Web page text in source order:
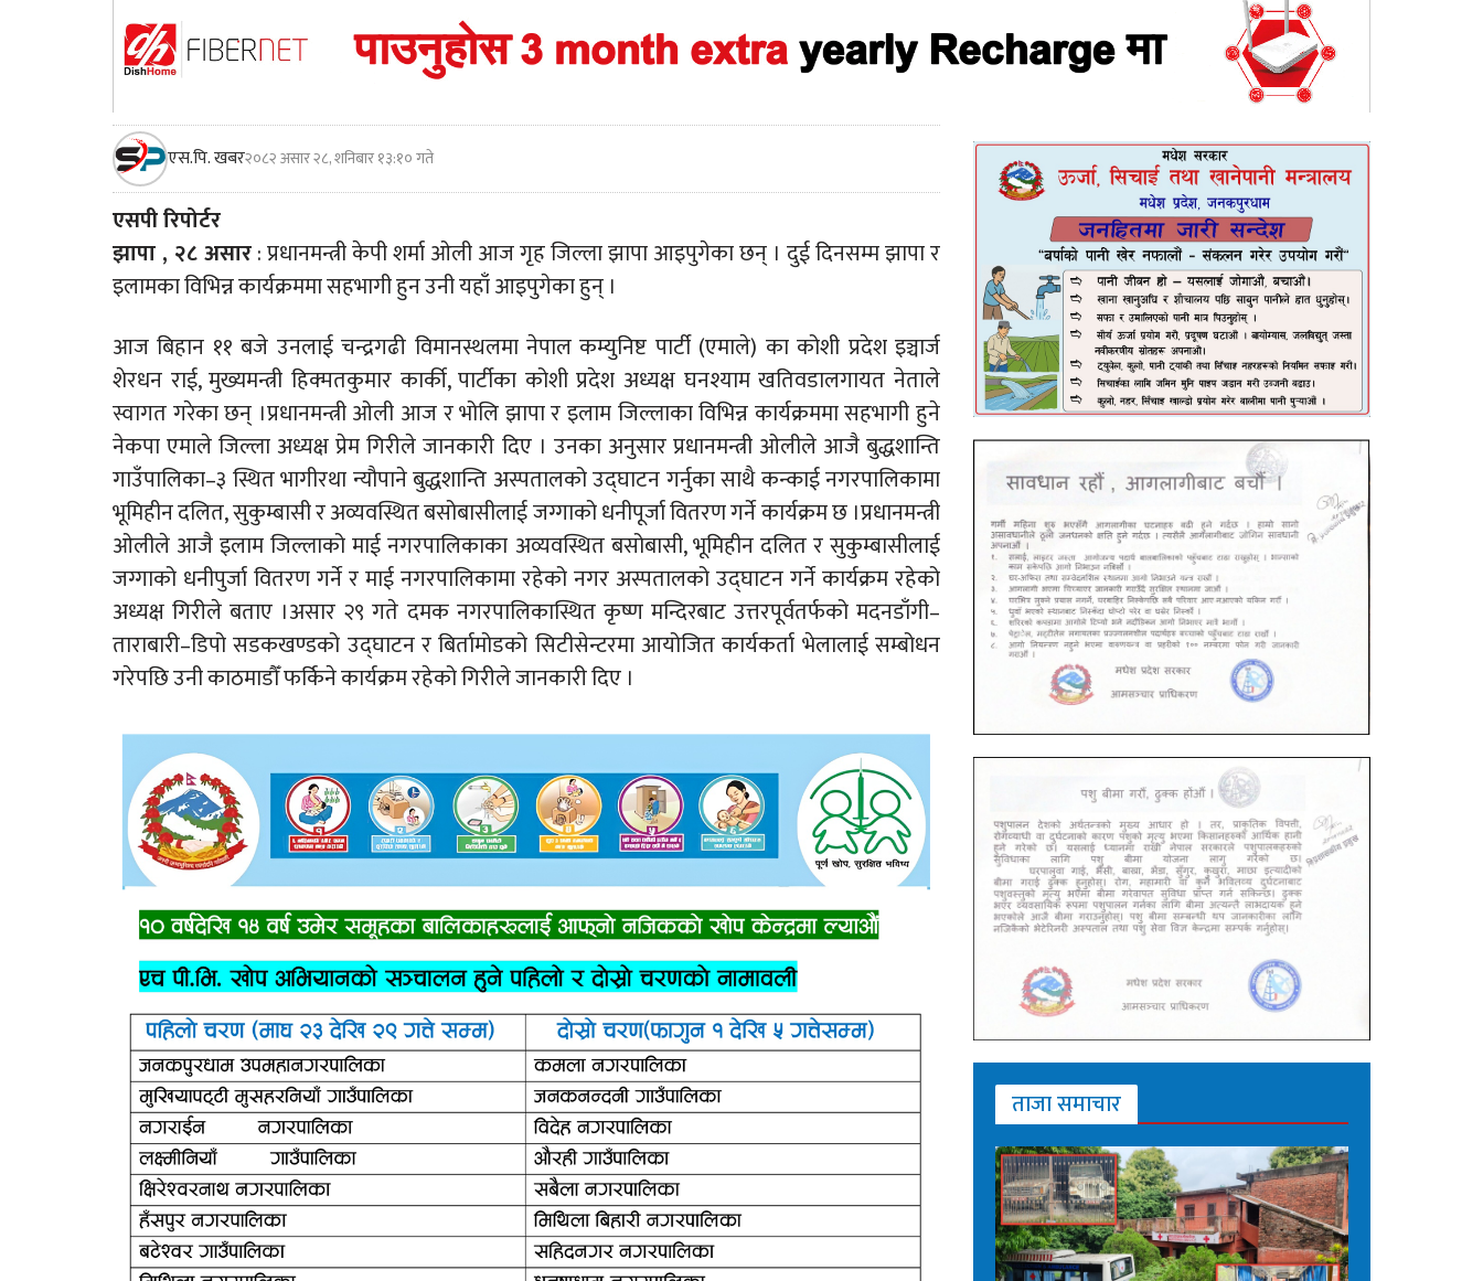
एस.पि. खबर२०८२ असार २८, शनिबार १३:१० गते
एसपी रिपोर्टर
झापा , २८ असार: प्रधानमन्त्री केपी शर्मा ओली आज गृह जिल्ला झापा आइपुगेका छन् । दुई दिनसम्म झापा र
इलामका विभिन्न कार्यक्रममा सहभागी हुन उनी यहाँ आइपुगेका हुन् ।
आज बिहान ११ बजे उनलाई चन्द्रगढी विमानस्थलमा नेपाल कम्युनिष्ट पार्टी (एमाले) का कोशी प्रदेश इञ्चार्ज
शेरधन राई, मुख्यमन्त्री हिक्मतकुमार कार्की, पार्टीका कोशी प्रदेश अध्यक्ष घनश्याम खतिवडालगायत नेताले
स्वागत गरेका छन् ।प्रधानमन्त्री ओली आज र भोलि झापा र इलाम जिल्लाका विभिन्न कार्यक्रममा सहभागी हुने
नेकपा एमाले जिल्ला अध्यक्ष प्रेम गिरीले जानकारी दिए । उनका अनुसार प्रधानमन्त्री ओलीले आजै बुद्धशान्ति
गाउँपालिका–३ स्थित भागीरथा न्यौपाने बुद्धशान्ति अस्पतालको उद्घाटन गर्नुका साथै कन्काई नगरपालिकामा
भूमिहीन दलित, सुकुम्बासी र अव्यवस्थित बसोबासीलाई जग्गाको धनीपूर्जा वितरण गर्ने कार्यक्रम छ ।प्रधानमन्त्री
ओलीले आजै इलाम जिल्लाको माई नगरपालिकाका अव्यवस्थित बसोबासी, भूमिहीन दलित र सुकुम्बासीलाई
जग्गाको धनीपुर्जा वितरण गर्ने र माई नगरपालिकामा रहेको नगर अस्पतालको उद्घाटन गर्ने कार्यक्रम रहेको
अध्यक्ष गिरीले बताए ।असार २९ गते दमक नगरपालिकास्थित कृष्ण मन्दिरबाट उत्तरपूर्वतर्फको मदनडाँगी–
ताराबारी–डिपो सडकखण्डको उद्घाटन र बिर्तामोडको सिटीसेन्टरमा आयोजित कार्यकर्ता भेलालाई सम्बोधन
गरेपछि उनी काठमाडौँ फर्किने कार्यक्रम रहेको गिरीले जानकारी दिए ।
ताजा समाचार